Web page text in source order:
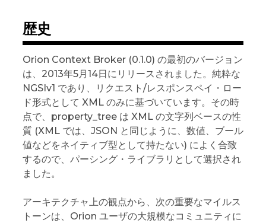
歴史
Orion Context Broker (0.1.0) の最初のバージョン
は、2013年5月14日にリリースされました。純粋な
NGSIv1 であり、リクエスト/レスポンスペイ・ロー
ド形式として XML のみに基づいています。その時
点で、property_tree は XML の文字列ベースの性
質 (XML では、JSON と同じように、数値、ブール
値などをネイティブ型として持たない) によく合致
するので、パーシング・ライブラリとして選択され
ました。
アーキテクチャ上の観点から、次の重要なマイルス
トーンは、Orion ユーザの大規模なコミュニティに